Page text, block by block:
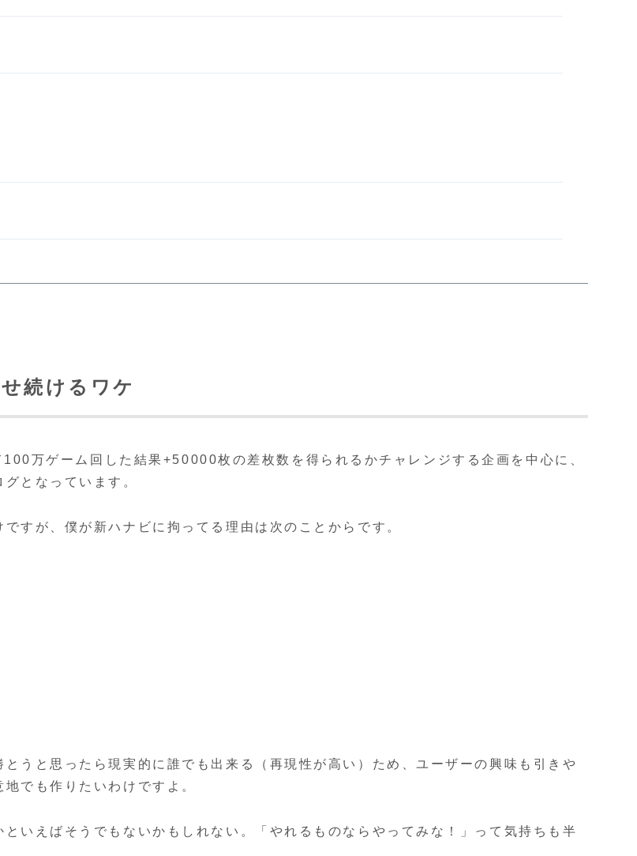
続けるワケ
万ゲーム回した結果+50000枚の差枚数を得られるかチャレンジする企画を中心に、
となっています。
すが、僕が新ハナビに拘ってる理由は次のことからです。
うと思ったら現実的に誰でも出来る（再現性が高い）ため、ユーザーの興味も引きや
でも作りたいわけですよ。
いえばそうでもないかもしれない。「やれるものならやってみな！」って気持ちも半